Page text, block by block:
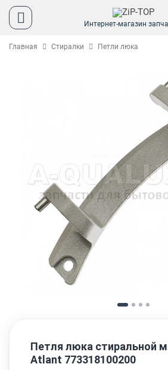
Интернет-магазин
Главная Стиралки Петли люка
Петля люка стиральной
Atlant 773318100200